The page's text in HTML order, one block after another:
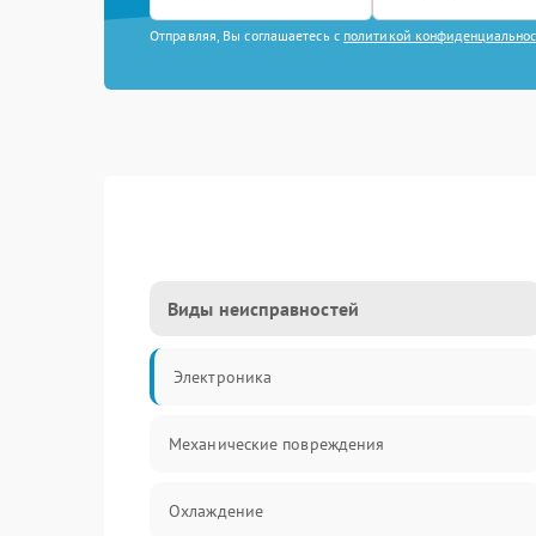
Отправляя, Вы соглашаетесь с политикой
Виды неисправностей
Электроника
Механические повреждения
Охлаждение